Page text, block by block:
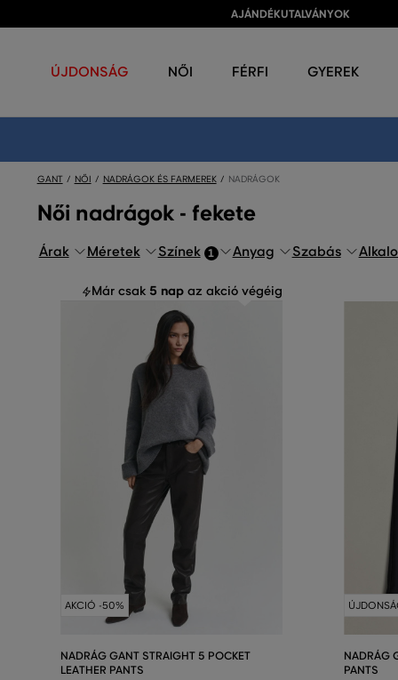
AJÁNDÉKUTALVÁNYOK
ÚJDONSÁG NŐI FÉRFI GYEREK
GANT NŐI NADRÁGOK ÉS FARMEREK NADRÁGOK
Női nadrágok - fekete
Árak Méretek Színek 1 Anyag Szabás
Már csak 5 nap az akció végéig
AKCIÓ -50%
NADRÁG GANT STRAIGHT 5 POCKET
LEATHER PANTS
NADRÁG
PANTS